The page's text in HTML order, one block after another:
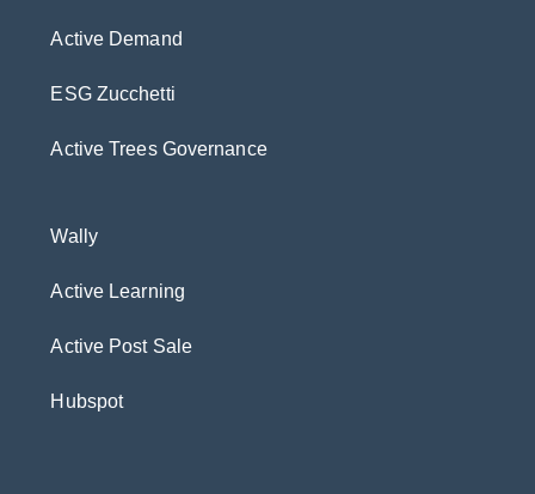
Active Demand
ESG Zucchetti
Active Trees Governance
Wally
Active Learning
Active Post Sale
Hubspot